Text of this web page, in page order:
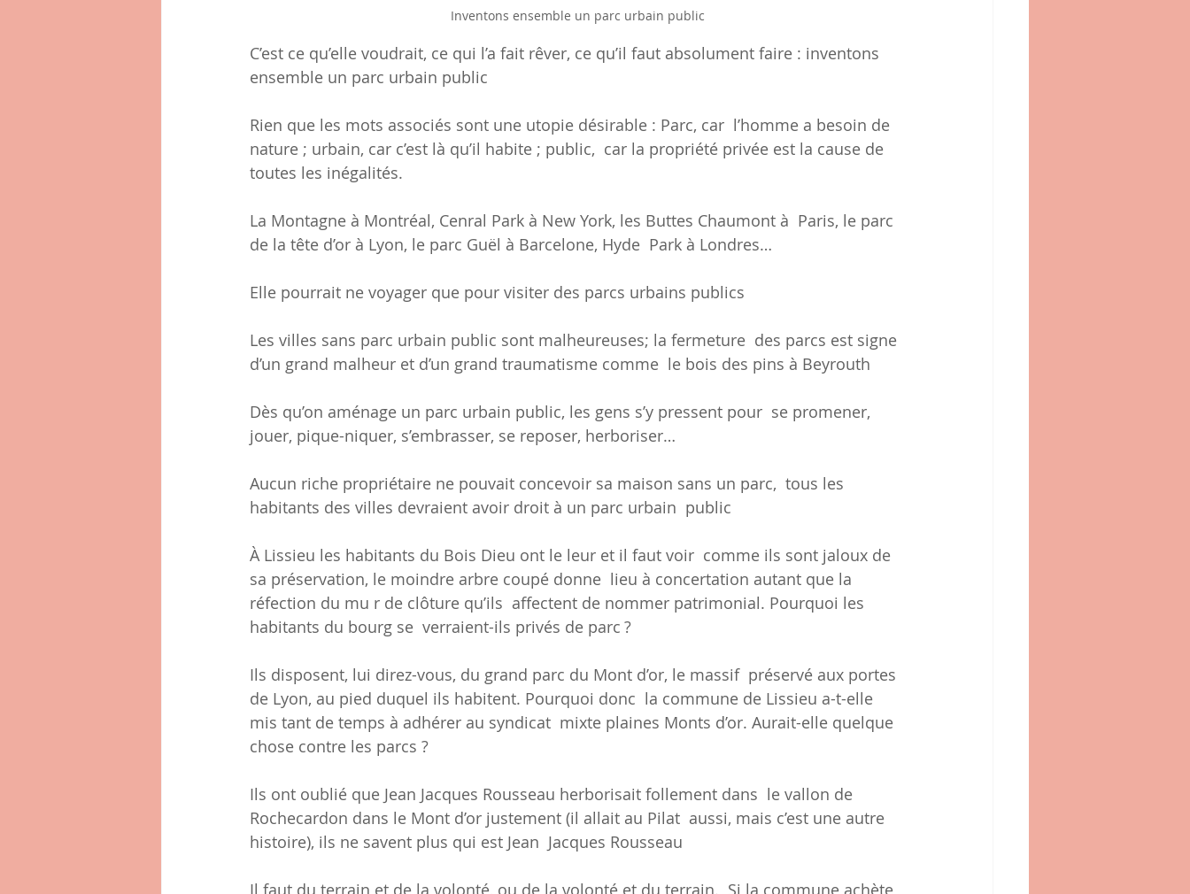
Inventons ensemble un parc urbain public
C’est ce qu’elle voudrait, ce qui l’a fait rêver, ce qu’il faut absolument faire : inventons
ensemble un parc urbain public
Rien que les mots associés sont une utopie désirable : Parc, car  l’homme a besoin de
nature ; urbain, car c’est là qu’il habite ; public,  car la propriété privée est la cause de
toutes les inégalités.
La Montagne à Montréal, Cenral Park à New York, les Buttes Chaumont à  Paris, le parc
de la tête d’or à Lyon, le parc Guël à Barcelone, Hyde  Park à Londres…
Elle pourrait ne voyager que pour visiter des parcs urbains publics
Les villes sans parc urbain public sont malheureuses; la fermeture  des parcs est signe
d’un grand malheur et d’un grand traumatisme comme  le bois des pins à Beyrouth
Dès qu’on aménage un parc urbain public, les gens s’y pressent pour  se promener,
jouer, pique-niquer, s’embrasser, se reposer, herboriser…
Aucun riche propriétaire ne pouvait concevoir sa maison sans un parc,  tous les
habitants des villes devraient avoir droit à un parc urbain  public
À Lissieu les habitants du Bois Dieu ont le leur et il faut voir  comme ils sont jaloux de
sa préservation, le moindre arbre coupé donne  lieu à concertation autant que la
réfection du mu r de clôture qu’ils  affectent de nommer patrimonial. Pourquoi les
habitants du bourg se  verraient-ils privés de parc ?
Ils disposent, lui direz-vous, du grand parc du Mont d’or, le massif  préservé aux portes
de Lyon, au pied duquel ils habitent. Pourquoi donc  la commune de Lissieu a-t-elle
mis tant de temps à adhérer au syndicat  mixte plaines Monts d’or. Aurait-elle quelque
chose contre les parcs ?
Ils ont oublié que Jean Jacques Rousseau herborisait follement dans  le vallon de
Rochecardon dans le Mont d’or justement (il allait au Pilat  aussi, mais c’est une autre
histoire), ils ne savent plus qui est Jean  Jacques Rousseau
Il faut du terrain et de la volonté, ou de la volonté et du terrain.  Si la commune achète